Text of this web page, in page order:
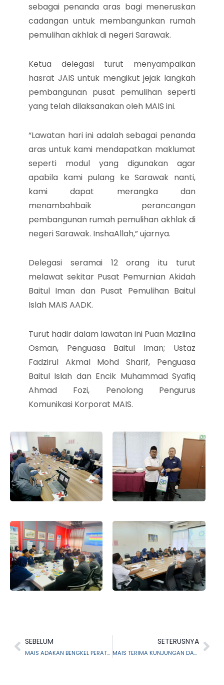
sebagai penanda aras bagi meneruskan
cadangan untuk membangunkan rumah
pemulihan akhlak di negeri Sarawak.
Ketua delegasi turut menyampaikan
hasrat JAIS untuk mengikut jejak langkah
pembangunan pusat pemulihan seperti
yang telah dilaksanakan oleh MAIS ini.
“Lawatan hari ini adalah sebagai penanda
aras untuk kami mendapatkan maklumat
seperti modul yang digunakan agar
apabila kami pulang ke Sarawak nanti,
kami dapat merangka dan
menambahbaik perancangan
pembangunan rumah pemulihan akhlak di
negeri Sarawak. InshaAllah,” ujarnya.
Delegasi seramai 12 orang itu turut
melawat sekitar Pusat Pemurnian Akidah
Baitul Iman dan Pusat Pemulihan Baitul
Islah MAIS AADK.
Turut hadir dalam lawatan ini Puan Mazlina
Osman, Penguasa Baitul Iman; Ustaz
Fadzirul Akmal Mohd Sharif, Penguasa
Baitul Islah dan Encik Muhammad Syafiq
Ahmad Fozi, Penolong Pengurus
Komunikasi Korporat MAIS.
SEBELUM
MAIS ADAKAN BENGKEL PERATURAN-PERATURAN BAITULMAL NEGERI SELANGOR BIL. 1/2023
SETERUSNYA
MAIS TERIMA KUNJUNGAN DARI MYEG, JALINAN KERJASAMA RAKAN STRATEGIK